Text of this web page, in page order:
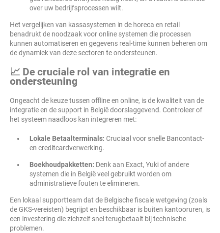
over uw bedrijfsprocessen wilt.
Het vergelijken van kassasystemen in de horeca en retail
benadrukt de noodzaak voor online systemen die processen
kunnen automatiseren en gegevens real-time kunnen beheren om
de dynamiek van deze sectoren te ondersteunen.
📈 De cruciale rol van integratie en
ondersteuning
Ongeacht de keuze tussen offline en online, is de kwaliteit van de
integratie en de support in België doorslaggevend. Controleer of
het systeem naadloos kan integreren met:
Lokale Betaalterminals: Cruciaal voor snelle Bancontact-
en creditcardverwerking.
Boekhoudpakketten: Denk aan Exact, Yuki of andere
systemen die in België veel gebruikt worden om
administratieve fouten te elimineren.
Een lokaal supportteam dat de Belgische fiscale wetgeving (zoals
de GKS-vereisten) begrijpt en beschikbaar is buiten kantooruren, is
een investering die zichzelf snel terugbetaalt bij technische
problemen.